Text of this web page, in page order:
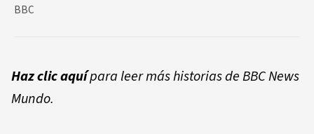
BBC
Haz clic aquípara leer más historias de BBC News
Mundo.